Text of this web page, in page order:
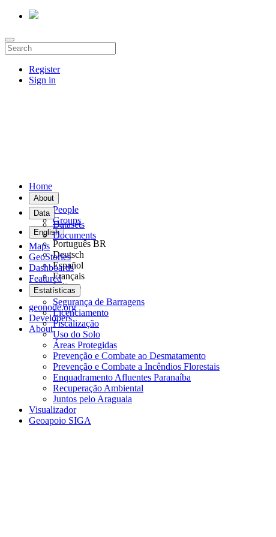
Register
Sign in
Data
Datasets
Documents
Maps
GeoStories
Dashboards
Featured
Estatísticas
Segurança de Barragens
Licenciamento
Fiscalização
Uso do Solo
Áreas Protegidas
Prevenção e Combate ao Desmatamento
Prevenção e Combate a Incêndios Florestais
Enquadramento Afluentes Paranaíba
Recuperação Ambiental
Juntos pelo Araguaia
Visualizador
Geoapoio SIGA
Home
About
People
Groups
English
Português BR
Deutsch
Español
Français
Italiano
geonode.org
Developers
About